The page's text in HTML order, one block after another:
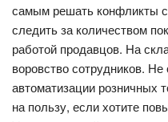
самым решать конфликты
следить за количеством
работой продавцов. На
воровство сотрудников.
автоматизации розничных
на пользу, если хотите